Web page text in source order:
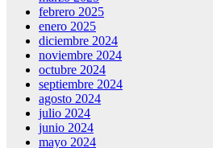
febrero 2025
enero 2025
diciembre 2024
noviembre 2024
octubre 2024
septiembre 2024
agosto 2024
julio 2024
junio 2024
mayo 2024